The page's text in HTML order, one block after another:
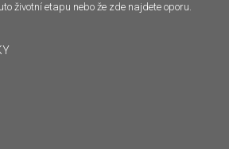
životní etapu nebo že zde najdete oporu.